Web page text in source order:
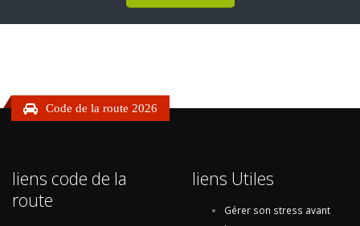
Code de la route 2026
liens code de la
route
liens Utiles
Gérer son stress avant